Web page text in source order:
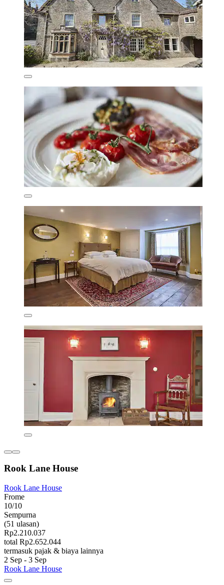
Rook Lane House
Rook Lane House
Frome
10/10
Sempurna
(51 ulasan)
Rp2.210.037
total Rp2.652.044
termasuk pajak & biaya lainnya
2 Sep - 3 Sep
Rook Lane House